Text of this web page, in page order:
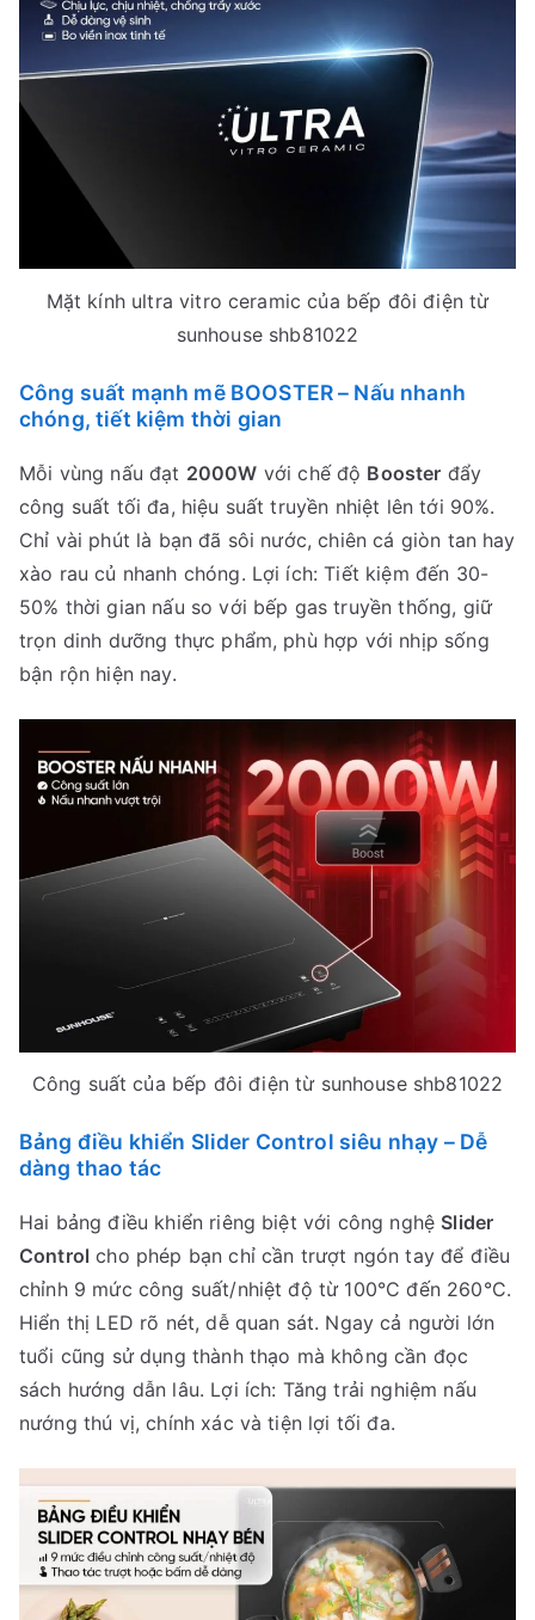
Mặt kính ultra vitro ceramic của bếp đôi điện từ
sunhouse shb81022
Công suất mạnh mẽ BOOSTER – Nấu nhanh
chóng, tiết kiệm thời gian
Mỗi vùng nấu đạt 2000W với chế độ Booster đẩy
công suất tối đa, hiệu suất truyền nhiệt lên tới 90%.
Chỉ vài phút là bạn đã sôi nước, chiên cá giòn tan hay
xào rau củ nhanh chóng. Lợi ích: Tiết kiệm đến 30-
50% thời gian nấu so với bếp gas truyền thống, giữ
trọn dinh dưỡng thực phẩm, phù hợp với nhịp sống
bận rộn hiện nay.
Công suất của bếp đôi điện từ sunhouse shb81022
Bảng điều khiển Slider Control siêu nhạy – Dễ
dàng thao tác
Hai bảng điều khiển riêng biệt với công nghệ Slider
Control cho phép bạn chỉ cần trượt ngón tay để điều
chỉnh 9 mức công suất/nhiệt độ từ 100°C đến 260°C.
Hiển thị LED rõ nét, dễ quan sát. Ngay cả người lớn
tuổi cũng sử dụng thành thạo mà không cần đọc
sách hướng dẫn lâu. Lợi ích: Tăng trải nghiệm nấu
nướng thú vị, chính xác và tiện lợi tối đa.